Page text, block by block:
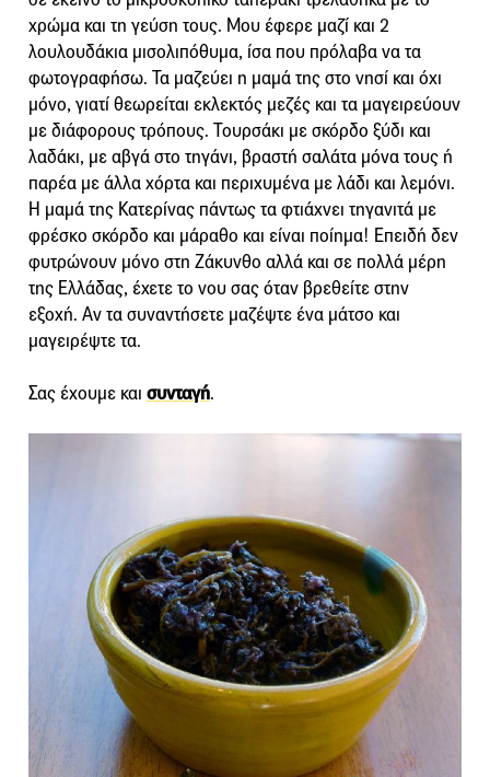
χρώμα και τη γεύση τους. Μου έφερε μαζί και 2
λουλουδάκια μισολιπόθυμα, ίσα που πρόλαβα να τα
φωτογραφήσω. Τα μαζεύει η μαμά της στο νησί και όχι
μόνο, γιατί θεωρείται εκλεκτός μεζές και τα μαγειρεύουν
με διάφορους τρόπους. Τουρσάκι με σκόρδο ξύδι και
λαδάκι, με αβγά στο τηγάνι, βραστή σαλάτα μόνα τους ή
παρέα με άλλα χόρτα και περιχυμένα με λάδι και λεμόνι.
Η μαμά της Κατερίνας πάντως τα φτιάχνει τηγανιτά με
φρέσκο σκόρδο και μάραθο και είναι ποίημα! Επειδή δεν
φυτρώνουν μόνο στη Ζάκυνθο αλλά και σε πολλά μέρη
της Ελλάδας, έχετε το νου σας όταν βρεθείτε στην
εξοχή. Αν τα συναντήσετε μαζέψτε ένα μάτσο και
μαγειρέψτε τα.
Σας έχουμε και συνταγή.